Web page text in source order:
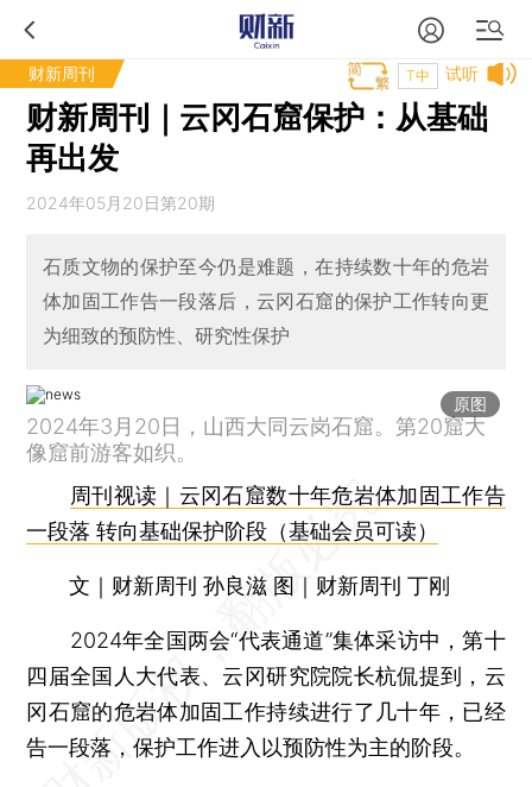
财新周刊 试听
T中
财新周刊｜云冈石窟保护：从基础
再出发
2024年05月20日第20期
石质文物的保护至今仍是难题，在持续数十年的危岩
体加固工作告一段落后，云冈石窟的保护工作转向更
为细致的预防性、研究性保护
原图
2024年3月20日，山西大同云岗石窟。第20窟大
像窟前游客如织。
周刊视读｜云冈石窟数十年危岩体加固工作告
一段落 转向基础保护阶段（基础会员可读）
文｜财新周刊 孙良滋 图｜财新周刊 丁刚
2024年全国两会“代表通道”集体采访中，第十
四届全国人大代表、云冈研究院院长杭侃提到，云
冈石窟的危岩体加固工作持续进行了几十年，已经
告一段落，保护工作进入以预防性为主的阶段。